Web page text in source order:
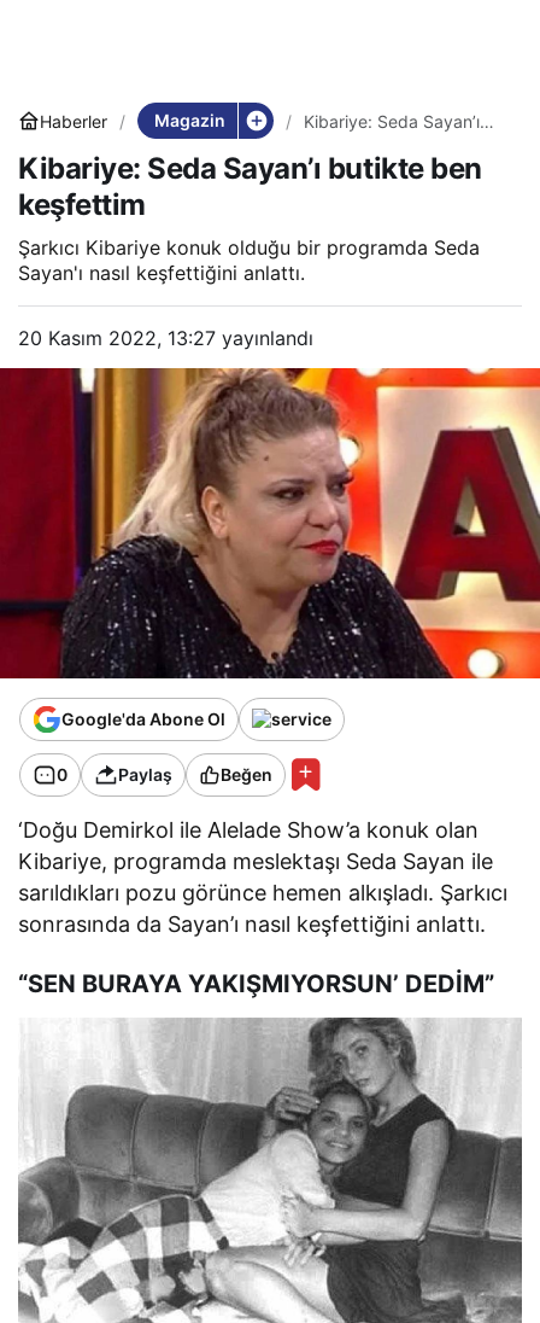
Haberler Magazin
Kibariye: Seda Sayan’ı
Kibariye: Seda Sayan’ı butikte ben
keşfettim
Şarkıcı Kibariye konuk olduğu bir programda Seda
Sayan'ı nasıl keşfettiğini anlattı.
20 Kasım 2022, 13:27 yayınlandı
Google'da Abone Ol
0 Paylaş Beğen
‘Doğu Demirkol ile Alelade Show’a konuk olan
Kibariye, programda meslektaşı Seda Sayan ile
sarıldıkları pozu görünce hemen alkışladı. Şarkıcı
sonrasında da Sayan’ı nasıl keşfettiğini anlattı.
“SEN BURAYA YAKIŞMIYORSUN’ DEDİM”